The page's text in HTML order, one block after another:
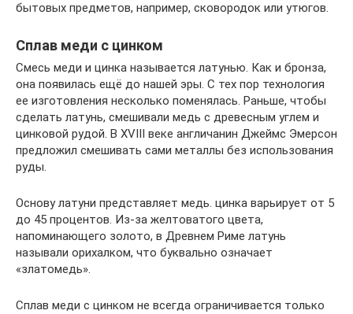
бытовых предметов, например, сковородок или утюгов.
Сплав меди с цинком
Смесь меди и цинка называется латунью. Как и бронза,
она появилась ещё до нашей эры. С тех пор технология
ее изготовления несколько поменялась. Раньше, чтобы
сделать латунь, смешивали медь с древесным углем и
цинковой рудой. В XVIII веке англичанин Джеймс Эмерсон
предложил смешивать сами металлы без использования
руды.
Основу латуни представляет медь. цинка варьирует от 5
до 45 процентов. Из-за желтоватого цвета,
напоминающего золото, в Древнем Риме латунь
называли орихалком, что буквально означает
«златомедь».
Сплав меди с цинком не всегда ограничивается только